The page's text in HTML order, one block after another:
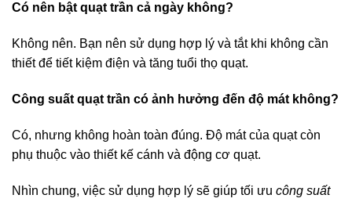
Có nên bật quạt trần cả ngày không?
Không nên. Bạn nên sử dụng hợp lý và tắt khi không cần
thiết để tiết kiệm điện và tăng tuổi thọ quạt.
Công suất quạt trần có ảnh hưởng đến độ mát không?
Có, nhưng không hoàn toàn đúng. Độ mát của quạt còn
phụ thuộc vào thiết kế cánh và động cơ quạt.
Nhìn chung, việc sử dụng hợp lý sẽ giúp tối ưu công suất